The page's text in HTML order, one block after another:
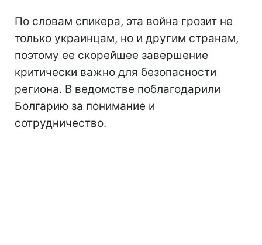
По словам спикера, эта война грозит не
только украинцам, но и другим странам,
поэтому ее скорейшее завершение
критически важно для безопасности
региона. В ведомстве поблагодарили
Болгарию за понимание и
сотрудничество.